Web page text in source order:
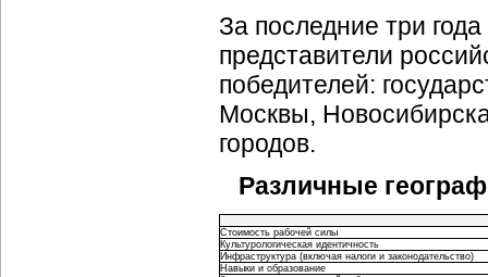
За последние три
представители
победителей:
Москвы,
городов.
Различные
Стоимость рабочей силы
Культурологическая идентичность
Инфраструктура (включая налоги и законодательство)
Навыки и образование